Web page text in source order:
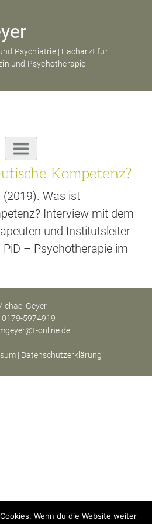
Psychiatrie | Facharzt für
und Psychotherapie -
Kompetenz?
(2019). Was ist
Interview mit dem
und Institutsleiter
– Psychotherapie im
Geyer
0179-5974919
online.de
| Datenschutzerklärung
Wenn du die Website weiter